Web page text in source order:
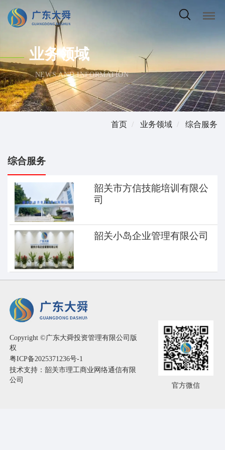
——— 业务领域
NEWS AND INFORMATION
首页 业务领域 综合服务
综合服务
韶关市方信技能培训有限公
司
韶关小岛企业管理有限公司
Copyright ©广东大舜投资管理有限公司版
权
粤ICP备2025371236号-1
技术支持：韶关市理工商业网络通信有限
公司
官方微信